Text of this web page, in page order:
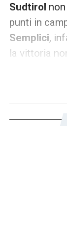
Sudtirol
punti in
Semplici,
la vittoria
in
cercare di
è l’ultimo